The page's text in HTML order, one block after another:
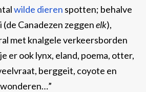
wilde dieren spotten; behalve
Canadezen zeggenelk),
met knalgele verkeersborden
er ook lynx, eland, poema, otter,
berggeit, coyote en